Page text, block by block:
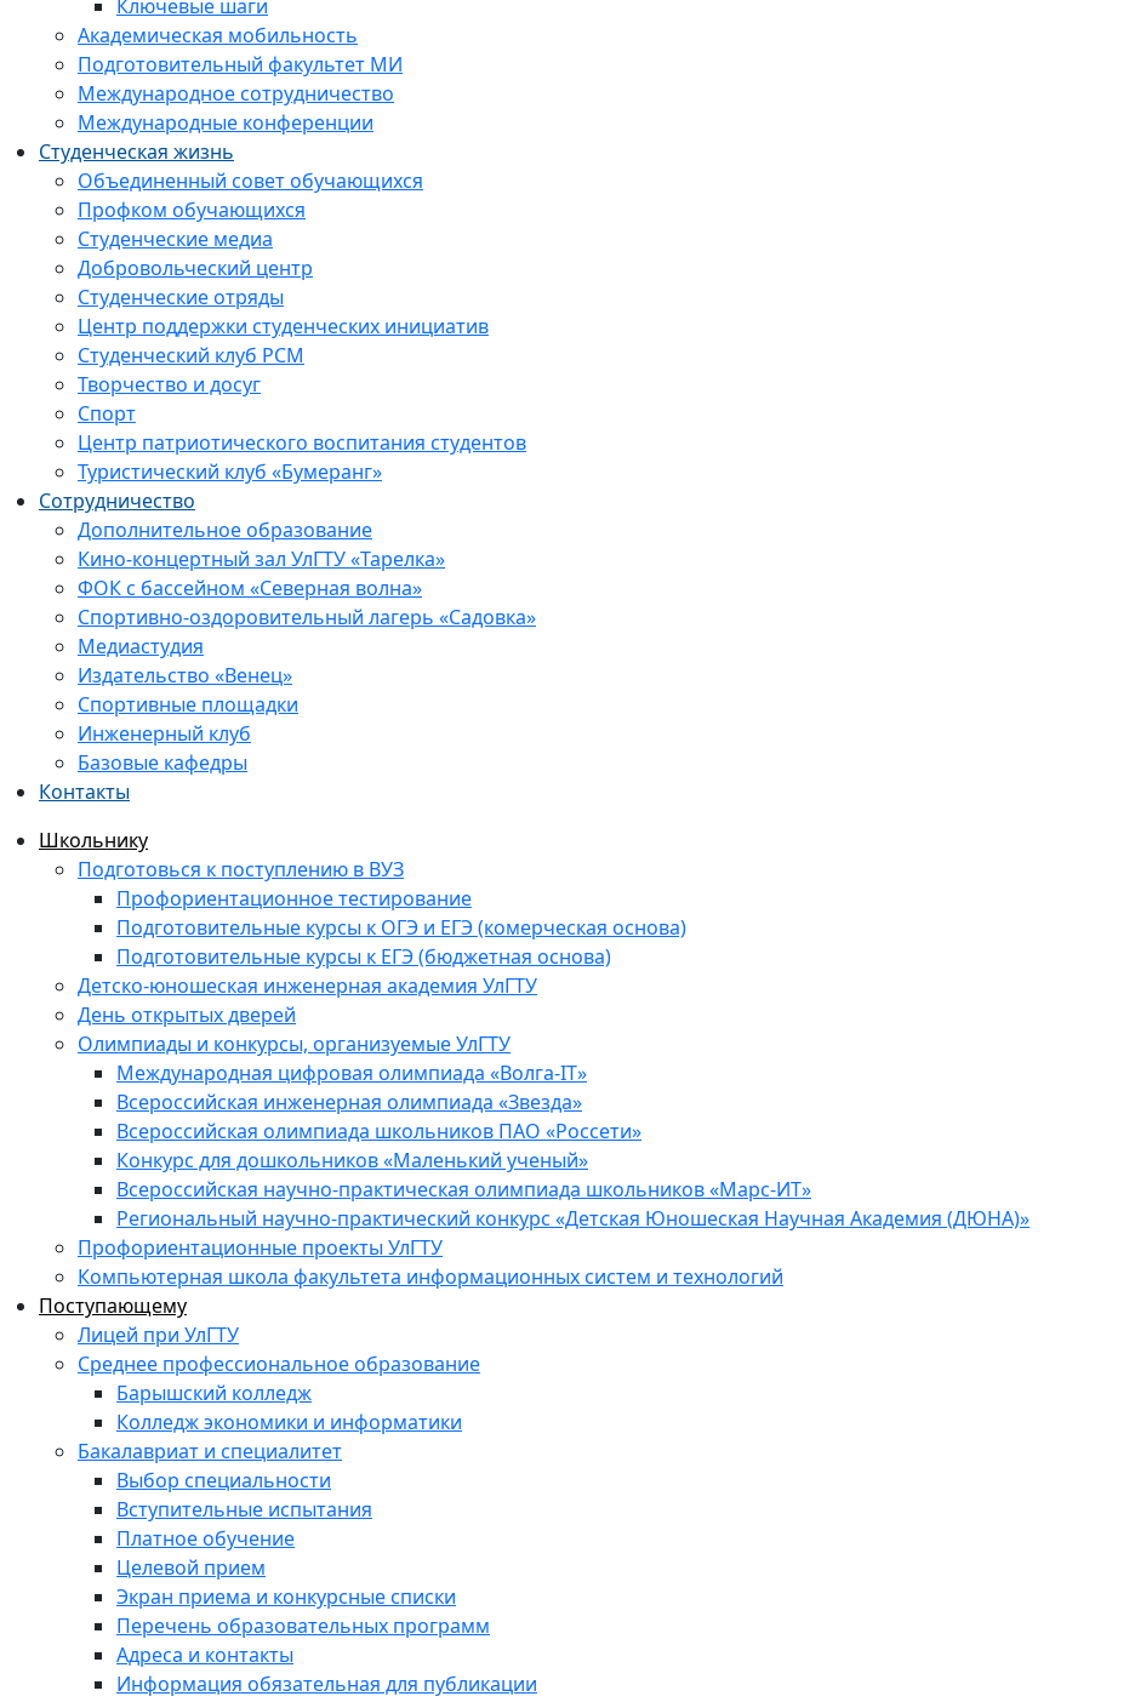
Ключевые шаги
Академическая мобильность
Подготовительный факультет МИ
Международное сотрудничество
Международные конференции
Студенческая жизнь
Объединенный совет обучающихся
Профком обучающихся
Студенческие медиа
Добровольческий центр
Студенческие отряды
Центр поддержки студенческих инициатив
Студенческий клуб РСМ
Творчество и досуг
Спорт
Центр патриотического воспитания студентов
Туристический клуб «Бумеранг»
Сотрудничество
Дополнительное образование
Кино-концертный зал УлГТУ «Тарелка»
ФОК с бассейном «Северная волна»
Спортивно-оздоровительный лагерь «Садовка»
Медиастудия
Издательство «Венец»
Спортивные площадки
Инженерный клуб
Базовые кафедры
Контакты
Школьнику
Подготовься к поступлению в ВУЗ
Профориентационное тестирование
Подготовительные курсы к ОГЭ и ЕГЭ (комерческая основа)
Подготовительные курсы к ЕГЭ (бюджетная основа)
Детско-юношеская инженерная академия УлГТУ
День открытых дверей
Олимпиады и конкурсы, организуемые УлГТУ
Международная цифровая олимпиада «Волга-IT»
Всероссийская инженерная олимпиада «Звезда»
Всероссийская олимпиада школьников ПАО «Россети»
Конкурс для дошкольников «Маленький ученый»
Всероссийская научно-практическая олимпиада школьников «Марс-ИТ»
Региональный научно-практический конкурс «Детская Юношеская Научная Академия (ДЮНА)»
Профориентационные проекты УлГТУ
Компьютерная школа факультета информационных систем и технологий
Поступающему
Лицей при УлГТУ
Среднее профессиональное образование
Барышский колледж
Колледж экономики и информатики
Бакалавриат и специалитет
Выбор специальности
Вступительные испытания
Платное обучение
Целевой прием
Экран приема и конкурсные списки
Перечень образовательных программ
Адреса и контакты
Информация обязательная для публикации